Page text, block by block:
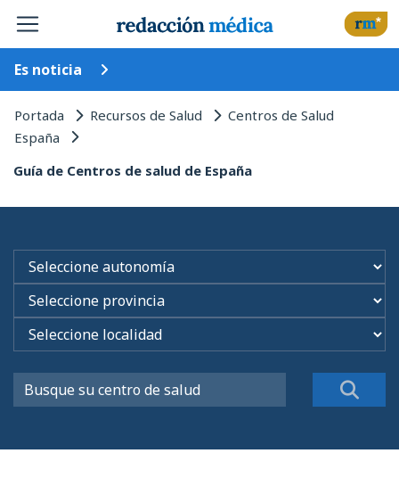
Es noticia
Portada Recursos de Salud Centros de Salud
España
Guía de Centros de salud de España